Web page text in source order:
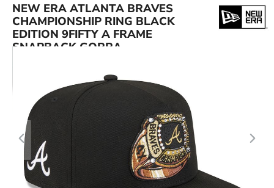
NEW ERA ATLANTA BRAVES
CHAMPIONSHIP RING BLACK
EDITION 9FIFTY A FRAME
SNAPBACK GORRA
Omitir galería de imágenes